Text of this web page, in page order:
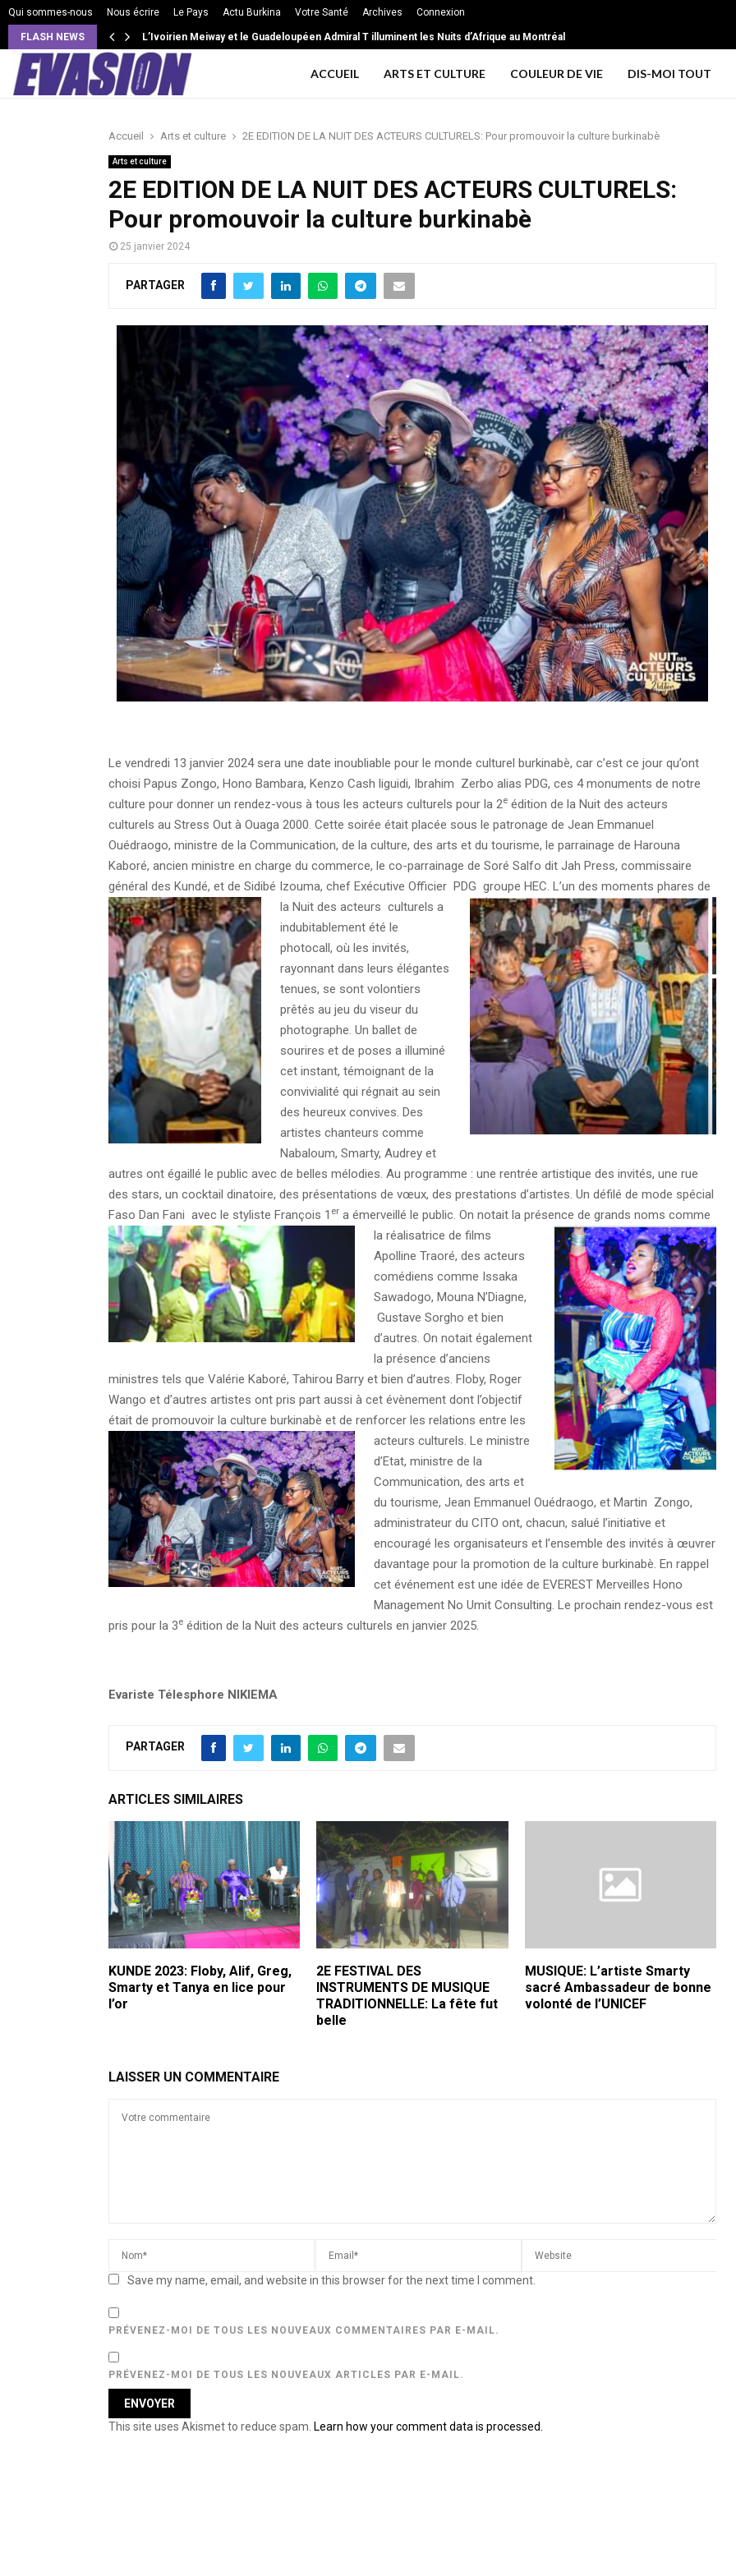
Qui sommes-nous Nous écrire Le Pays Actu Burkina Votre Santé Archives Connexion
FLASH NEWS L’Ivoirien Meiway et le Guadeloupéen Admiral T illuminent les Nuits d’Afrique au Montréal
ACCUEIL ARTS ET CULTURE COULEUR DE VIE DIS-MOI TOUT
Accueil Arts et culture 2E EDITION DE LA NUIT DES ACTEURS CULTURELS: Pour promouvoir la culture burkinabè
Arts et culture
2E EDITION DE LA NUIT DES ACTEURS CULTURELS:
Pour promouvoir la culture burkinabè
25 janvier 2024
PARTAGER
Le vendredi 13 janvier 2024 sera une date inoubliable pour le monde culturel burkinabè, car c’est ce jour qu’ont
choisi Papus Zongo, Hono Bambara, Kenzo Cash liguidi, Ibrahim Zerbo alias PDG, ces 4 monuments de notre
culture pour donner un rendez-vous à tous les acteurs culturels pour la 2e édition de la Nuit des acteurs
culturels au Stress Out à Ouaga 2000. Cette soirée était placée sous le patronage de Jean Emmanuel
Ouédraogo, ministre de la Communication, de la culture, des arts et du tourisme, le parrainage de Harouna
Kaboré, ancien ministre en charge du commerce, le co-parrainage de Soré Salfo dit Jah Press, commissaire
général des Kundé, et de Sidibé Izouma, chef Exécutive Officier PDG groupe HEC. L’un des moments phares de
la Nuit des acteurs culturels a
indubitablement été le
photocall, où les invités,
rayonnant dans leurs élégantes
tenues, se sont volontiers
prêtés au jeu du viseur du
photographe. Un ballet de
sourires et de poses a illuminé
cet instant, témoignant de la
convivialité qui régnait au sein
des heureux convives. Des
artistes chanteurs comme
Nabaloum, Smarty, Audrey et
autres ont égaillé le public avec de belles mélodies. Au programme : une rentrée artistique des invités, une rue
des stars, un cocktail dinatoire, des présentations de vœux, des prestations d’artistes. Un défilé de mode spécial
Faso Dan Fani avec le styliste François 1 er a émerveillé le public. On notait la présence de grands noms comme
la réalisatrice de films
Apolline Traoré, des acteurs
comédiens comme Issaka
Sawadogo, Mouna N’Diagne,
Gustave Sorgho et bien
d’autres. On notait également
la présence d’anciens
ministres tels que Valérie Kaboré, Tahirou Barry et bien d’autres. Floby, Roger
Wango et d’autres artistes ont pris part aussi à cet évènement dont l’objectif
était de promouvoir la culture burkinabè et de renforcer les relations entre les
acteurs culturels. Le ministre
d’Etat, ministre de la
Communication, des arts et
du tourisme, Jean Emmanuel Ouédraogo, et Martin Zongo,
administrateur du CITO ont, chacun, salué l’initiative et
encouragé les organisateurs et l’ensemble des invités à œuvrer
davantage pour la promotion de la culture burkinabè. En rappel
cet événement est une idée de EVEREST Merveilles Hono
Management No Umit Consulting. Le prochain rendez-vous est
pris pour la 3e édition de la Nuit des acteurs culturels en janvier 2025.
Evariste Télesphore NIKIEMA
PARTAGER
ARTICLES SIMILAIRES
KUNDE 2023: Floby, Alif, Greg,
Smarty et Tanya en lice pour
l’or
2E FESTIVAL DES
INSTRUMENTS DE MUSIQUE
TRADITIONNELLE: La fête fut
belle
MUSIQUE: L’artiste Smarty
sacré Ambassadeur de bonne
volonté de l’UNICEF
LAISSER UN COMMENTAIRE
Save my name, email, and website in this browser for the next time I comment.
PRÉVENEZ-MOI DE TOUS LES NOUVEAUX COMMENTAIRES PAR E-MAIL.
PRÉVENEZ-MOI DE TOUS LES NOUVEAUX ARTICLES PAR E-MAIL.
This site uses Akismet to reduce spam. Learn how your comment data is processed.